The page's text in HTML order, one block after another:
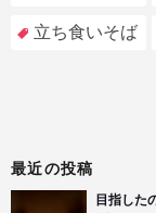
立ち食いそば
最近の投稿
目指した